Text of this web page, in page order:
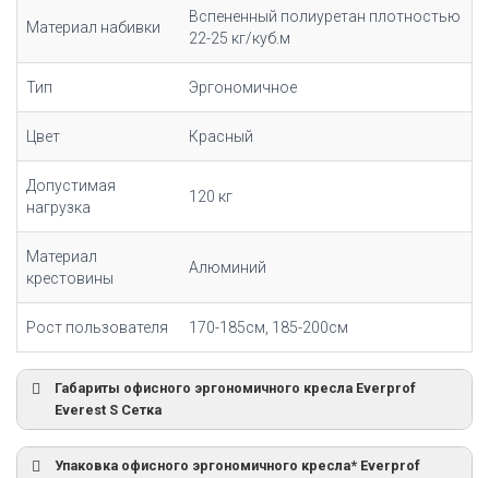
Материал набивки
Вспененный полиуретан плотностью
22-25 кг/куб.м
Тип Эргономичное
Цвет Красный
Допустимая
нагрузка
120 кг
Материал
крестовины
Алюминий
Рост пользователя 170-185см, 185-200см
Габариты офисного эргономичного кресла Everprof
Everest S Сетка
Упаковка офисного эргономичного кресла* Everprof